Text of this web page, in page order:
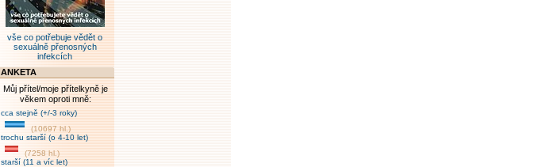
vše co potřebuje vědět o
sexuálně přenosných
infekcích
ANKETA
Můj přítel/moje přítelkyně je
věkem oproti mně:
cca stejně (+/-3 roky)
(10697 hl.)
trochu starší (o 4-10 let)
(7258 hl.)
starší (11 a víc let)